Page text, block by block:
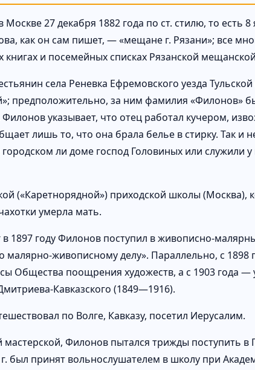
27 декабря 1882 года по ст. стилю, то есть
как он сам пишет, — «мещане г. Рязани»; все
и посемейных списках Рязанской
села Реневка Ефремовского уезда Тульской
предположительно, за ним фамилия «Филонов»
указывает, что отец работал кучером,
лишь то, что она брала белье в стирку. Так и
ли доме господ Головиных или служили у
(«Каретнорядной») приходской школы (Москва),
умерла мать.
1897 году Филонов поступил в живописно-
малярно-живописному делу». Параллельно, с 1898
Общества поощрения художеств, а с 1903 года —
Кавказского (1849—1916).
по Волге, Кавказу, посетил Иерусалим.
Филонов пытался трижды поступить в
был принят вольнослушателем в школу при